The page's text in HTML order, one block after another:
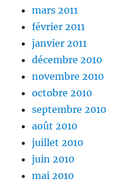
mars 2011
février 2011
janvier 2011
décembre 2010
novembre 2010
octobre 2010
septembre 2010
août 2010
juillet 2010
juin 2010
mai 2010